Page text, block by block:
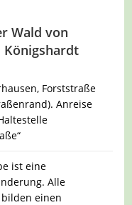
Wald von
Königshardt
Forststraße
Anreise
ist eine
Alle
einen